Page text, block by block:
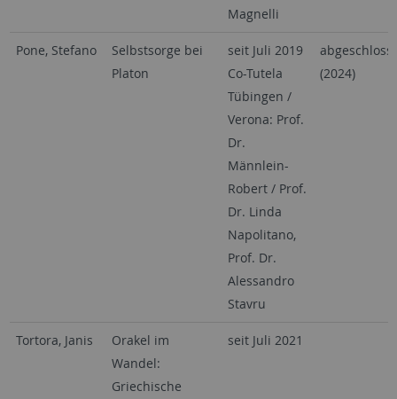
Magnelli
Pone, Stefano
Selbstsorge bei
Platon
seit Juli 2019
Co-Tutela
Tübingen /
Verona: Prof.
Dr.
Männlein-
Robert / Prof.
Dr. Linda
Napolitano,
Prof. Dr.
Alessandro
Stavru
(2024)
Tortora, Janis
Orakel im
Wandel:
Griechische
seit Juli 2021